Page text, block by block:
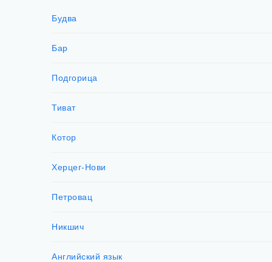
Будва
Бар
Подгорица
Тиват
Котор
Херцег-Нови
Петровац
Никшич
Английский язык